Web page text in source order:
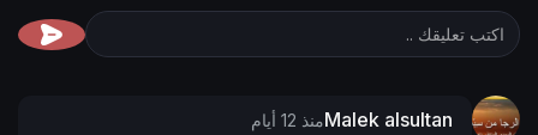
Malek alsultanمنذ 12 أيام